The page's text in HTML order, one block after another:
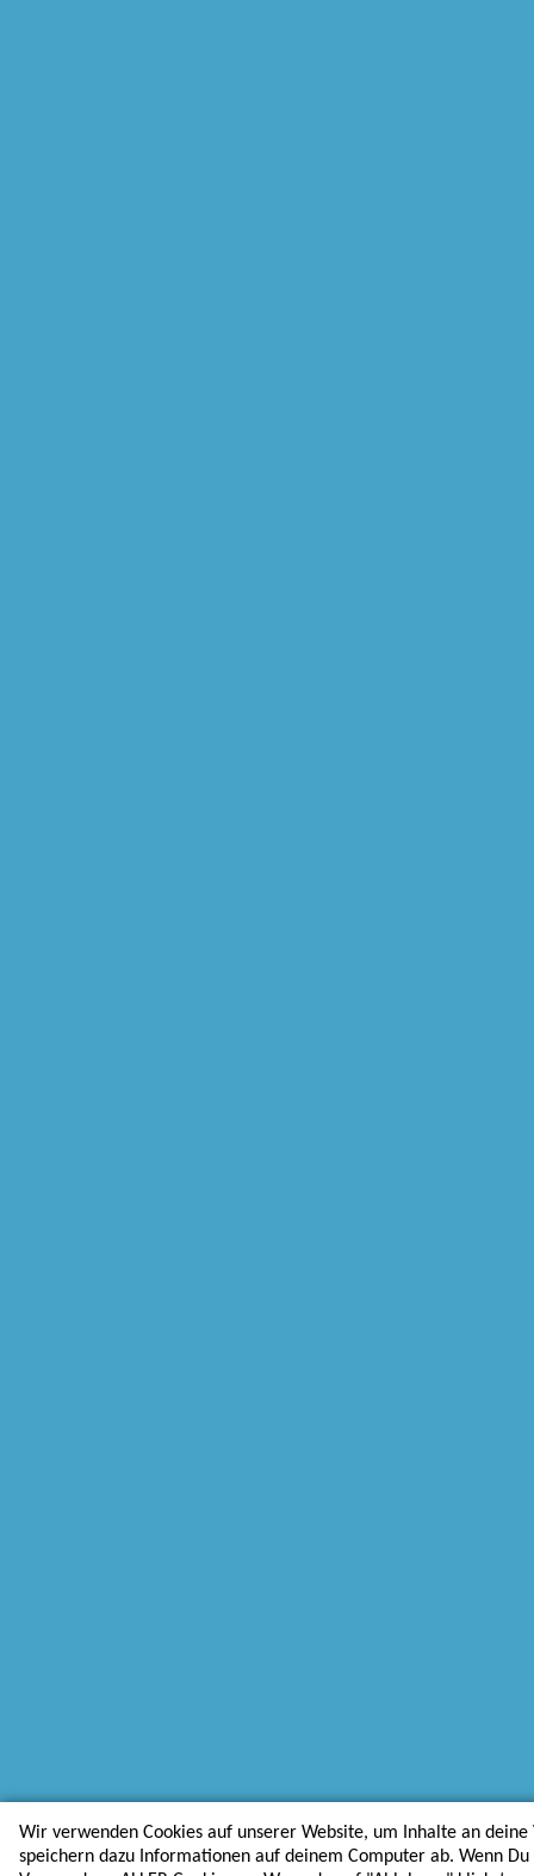
Wir verwenden Cookies auf unserer Website, um Inhalte an deine
speichern dazu Informationen auf deinem Computer ab. Wenn